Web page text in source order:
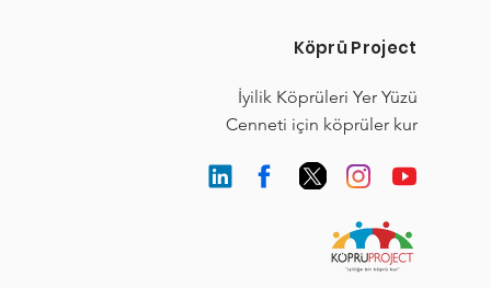
Köprü Project
İyilik Köprüleri Yer Yüzü
Cenneti için köprüler kur